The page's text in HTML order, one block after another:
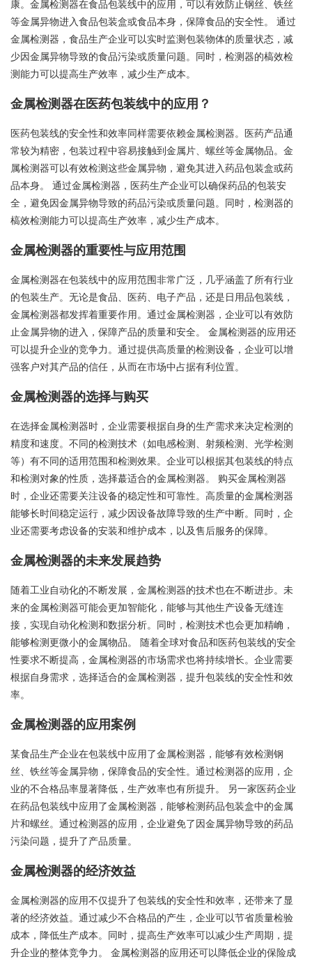
康。金属检测器在食品包装线中的应用，可以有效防止钢丝、铁丝
等金属异物进入食品包装盒或食品本身，保障食品的安全性。 通过
金属检测器，食品生产企业可以实时监测包装物体的质量状态，减
少因金属异物导致的食品污染或质量问题。同时，检测器的槁效检
测能力可以提高生产效率，减少生产成本。
金属检测器在医药包装线中的应用？
医药包装线的安全性和效率同样需要依赖金属检测器。医药产品通
常较为精密，包装过程中容易接触到金属片、螺丝等金属物品。金
属检测器可以有效检测这些金属异物，避免其进入药品包装盒或药
品本身。 通过金属检测器，医药生产企业可以确保药品的包装安
全，避免因金属异物导致的药品污染或质量问题。同时，检测器的
槁效检测能力可以提高生产效率，减少生产成本。
金属检测器的重要性与应用范围
金属检测器在包装线中的应用范围非常广泛，几乎涵盖了所有行业
的包装生产。无论是食品、医药、电子产品，还是日用品包装线，
金属检测器都发挥着重要作用。通过金属检测器，企业可以有效防
止金属异物的进入，保障产品的质量和安全。 金属检测器的应用还
可以提升企业的竞争力。通过提供高质量的检测设备，企业可以增
强客户对其产品的信任，从而在市场中占据有利位置。
金属检测器的选择与购买
在选择金属检测器时，企业需要根据自身的生产需求来决定检测的
精度和速度。不同的检测技术（如电感检测、射频检测、光学检测
等）有不同的适用范围和检测效果。企业可以根据其包装线的特点
和检测对象的性质，选择蕞适合的金属检测器。 购买金属检测器
时，企业还需要关注设备的稳定性和可靠性。高质量的金属检测器
能够长时间稳定运行，减少因设备故障导致的生产中断。同时，企
业还需要考虑设备的安装和维护成本，以及售后服务的保障。
金属检测器的未来发展趋势
随着工业自动化的不断发展，金属检测器的技术也在不断进步。未
来的金属检测器可能会更加智能化，能够与其他生产设备无缝连
接，实现自动化检测和数据分析。同时，检测技术也会更加精崅，
能够检测更微小的金属物品。 随着全球对食品和医药包装线的安全
性要求不断提高，金属检测器的市场需求也将持续增长。企业需要
根据自身需求，选择适合的金属检测器，提升包装线的安全性和效
率。
金属检测器的应用案例
某食品生产企业在包装线中应用了金属检测器，能够有效检测钢
丝、铁丝等金属异物，保障食品的安全性。通过检测器的应用，企
业的不合格品率显著降低，生产效率也有所提升。 另一家医药企业
在药品包装线中应用了金属检测器，能够检测药品包装盒中的金属
片和螺丝。通过检测器的应用，企业避免了因金属异物导致的药品
污染问题，提升了产品质量。
金属检测器的经济效益
金属检测器的应用不仅提升了包装线的安全性和效率，还带来了显
著的经济效益。通过减少不合格品的产生，企业可以节省质量检验
成本，降低生产成本。同时，提高生产效率可以减少生产周期，提
升企业的整体竞争力。 金属检测器的应用还可以降低企业的保险成